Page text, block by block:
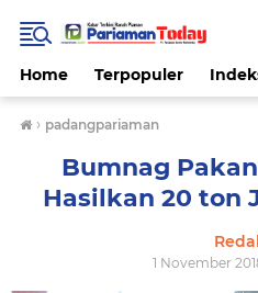
Home Terpopuler
› padangpariaman
Bumnag
Hasilkan 20 ton
1 November